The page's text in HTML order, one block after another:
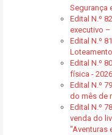
Segurança
Edital N.º
executivo
Edital N.º
Loteamento
Edital N.º
física -
Edital N.º
do mês de
Edital N.º
venda do
"Aventuras